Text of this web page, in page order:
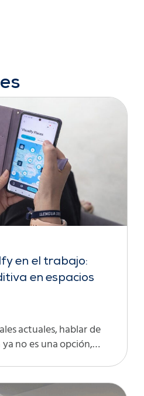
en el trabajo:
en espacios
actuales, hablar de
no es una opción,…